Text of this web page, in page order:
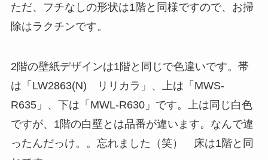
ただ、フチなしの形状は1階と同様ですので、お掃
除はラクチンです。
2階の壁紙デザインは1階と同じで色違いです。帯
は「LW2863(N) リリカラ」、上は「MWS-
R635」、下は「MWL-R630」です。上は同じ白色
ですが、1階の白壁とは品番が違います。なんで違
ったんだっけ。。忘れました（笑） 床は1階と同